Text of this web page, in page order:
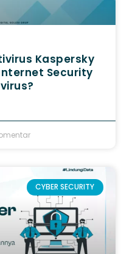
Kaspersky
Security
CYBER SECURITY